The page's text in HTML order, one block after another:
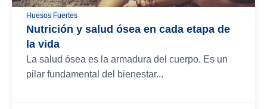
Huesos Fuertes
Nutrición y salud ósea en cada etapa de
la vida
La salud ósea es la armadura del cuerpo. Es un
pilar fundamental del bienestar...